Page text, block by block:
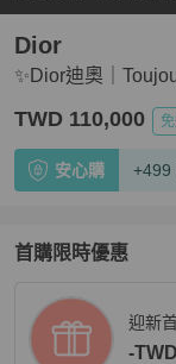
✨Dior迪奧｜
Dior
TWD 110,000
安心購 +499
首購限時優惠
迎新
-